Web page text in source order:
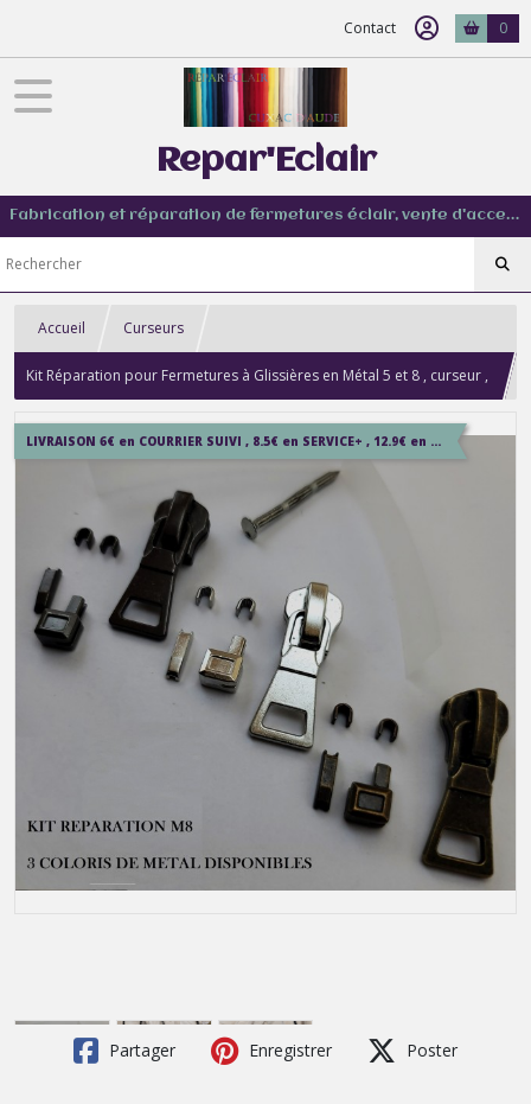
Contact 0
Repar'Eclair
Fabrication et réparation de fermetures éclair, vente d'accessoire couture de tout type
Accueil Curseurs
Kit Réparation pour Fermetures à Glissières en Métal 5 et 8 , curseur ,
boitier , manchon , arrêt et thermocollant
LIVRAISON 6€ en COURRIER SUIVI , 8.5€ en SERVICE+ , 12.9€ en COLISSIMO
Partager Enregistrer Poster